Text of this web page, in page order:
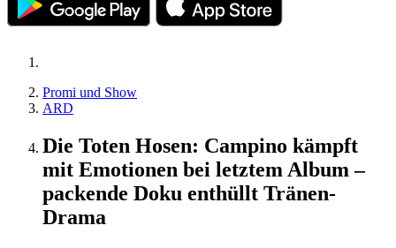
Promi und Show
ARD
Die Toten Hosen: Campino kämpft
mit Emotionen bei letztem Album –
packende Doku enthüllt Tränen-
Drama